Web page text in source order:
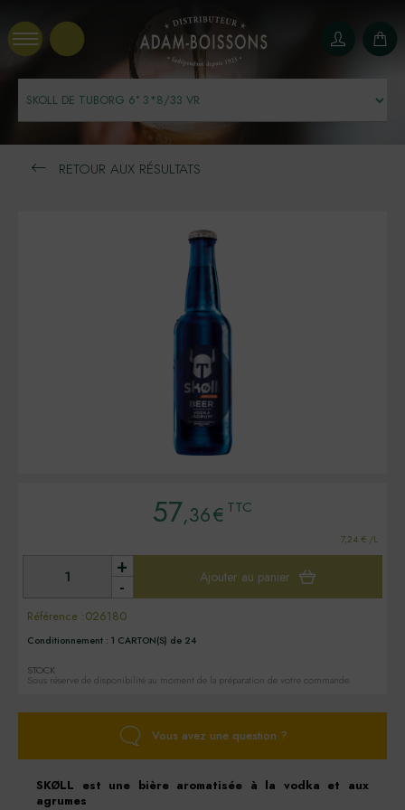
RETOUR AUX RÉSULTATS
SKØLL est une bière aromatisée à la vodka et aux
agrumes
57,36€ TTC
7,24 € /L
-
+ Ajouter au panier
Référence :026180
Conditionnement : 1 CARTON(S) de 24
STOCK
Sous réserve de disponibilité au moment de la préparation de votre commande.
Vous avez une question ?